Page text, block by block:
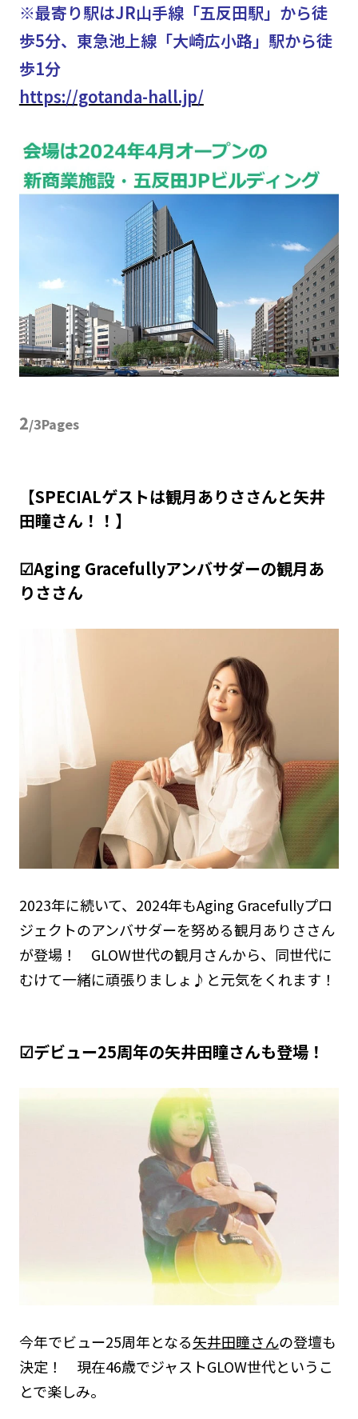
※最寄り駅はJR山手線「五反田駅」から徒
歩5分、東急池上線「大崎広小路」駅から徒
歩1分
https://gotanda-hall.jp/
2/3Pages
【SPECIALゲストは観月ありささんと矢井
田瞳さん！！】
☑Aging Gracefullyアンバサダーの観月あ
りささん
2023年に続いて、2024年もAging Gracefullyプロ
ジェクトのアンバサダーを努める観月ありささん
が登場！ GLOW世代の観月さんから、同世代に
むけて一緒に頑張りましょ♪と元気をくれます！
☑デビュー25周年の矢井田瞳さんも登場！
今年でビュー25周年となる矢井田瞳さんの登壇も
決定！ 現在46歳でジャストGLOW世代というこ
とで楽しみ。